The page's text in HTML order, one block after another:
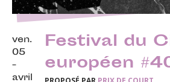
ven.
05
-
avril
Festival du
européen